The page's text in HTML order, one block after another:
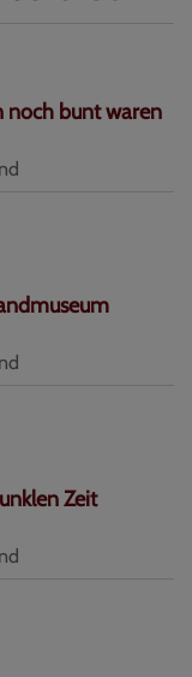
noch bunt waren
Zeit